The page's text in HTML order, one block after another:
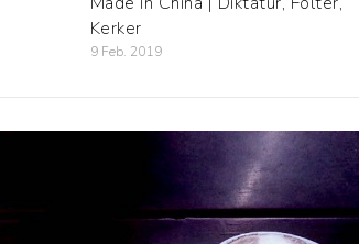
Kerker
9 Feb. 2019